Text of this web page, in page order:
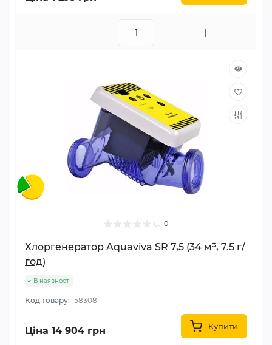
0
Хлоргенератор Aquaviva SR 7,5 (34 м³, 7.5 г/
год)
В наявності
Код товару: 158308
Ціна 14 904 грн Купити